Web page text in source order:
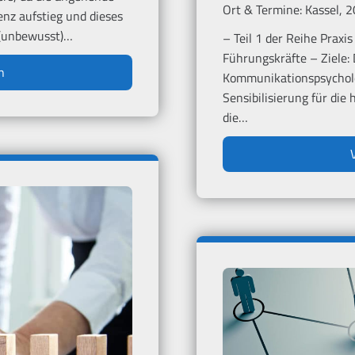
aufstieg und dieses
Ort & Termine: Kassel,
– Teil 1 der Reihe
Führungskräfte – Ziele:
Sensibilisierung für die
die…